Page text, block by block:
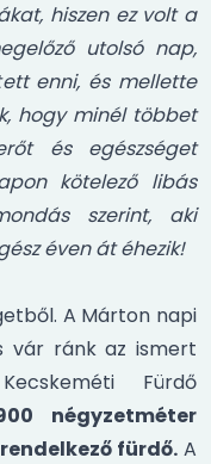
hiszen ez volt a
utolsó nap,
enni, és mellette
hogy minél többet
és egészséget
kötelező libás
szerint, aki
éven át éhezik!
A Márton napi
vár ránk az ismert
Fürdő
négyzetméter
fürdő. A